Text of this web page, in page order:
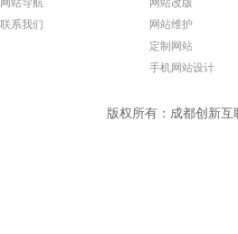
网站导航
联系我们
网站改版
网站维护
定制网站
手机网站设计
版权所有：成都创新